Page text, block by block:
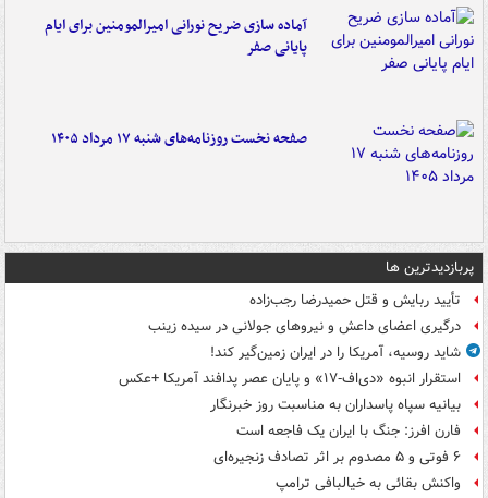
آماده سازی ضریح نورانی امیرالمومنین برای ایام
پایانی صفر
صفحه نخست روزنامه‌های شنبه ۱۷ مرداد ۱۴۰۵
پربازدیدترین ها
تأیید ربایش و قتل حمیدرضا رجب‌زاده
درگیری اعضای داعش و نیروهای جولانی در سیده زینب
شاید روسیه، آمریکا را در ایران زمین‌گیر کند!
استقرار انبوه «دی‌اف‑۱۷» و پایان عصر پدافند آمریکا +عکس
بیانیه سپاه پاسداران به مناسبت روز خبرنگار
فارن افرز: جنگ با ایران یک فاجعه است
۶ فوتی و ۵ مصدوم بر اثر تصادف زنجیره‌ای
واکنش بقائی به خیالبافی ترامپ